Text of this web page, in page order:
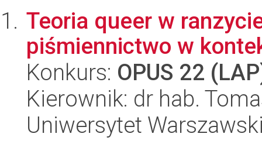
Teoria queer w
piśmiennictwo w
Konkurs: OPUS 22
Kierownik: dr hab.
Uniwersytet